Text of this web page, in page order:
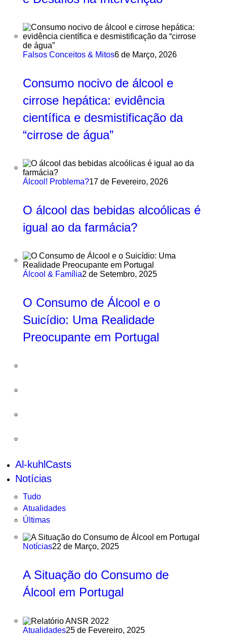
Falsos Conceitos & Mitos6 de Março, 2026
Consumo nocivo de álcool e
cirrose hepática: evidência
científica e desmistificação da
“cirrose de água”
Álcool! Problema?17 de Fevereiro, 2026
O álcool das bebidas alcoólicas é
igual ao da farmácia?
Álcool & Família2 de Setembro, 2025
O Consumo de Álcool e o
Suicídio: Uma Realidade
Preocupante em Portugal
Al-kuhlCasts
Notícias
Tudo
Atualidades
Últimas
Notícias22 de Março, 2025
A Situação do Consumo de
Álcool em Portugal
Atualidades25 de Fevereiro, 2025